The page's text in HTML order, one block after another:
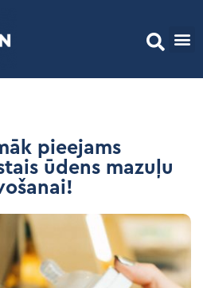
pieejams
ūdens mazuļu